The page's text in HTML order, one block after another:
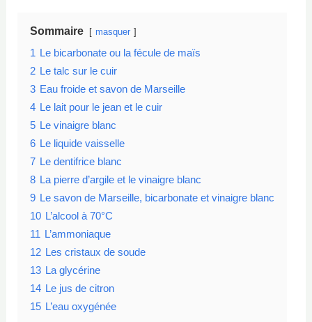
Sommaire masquer
1
Le bicarbonate ou la fécule de maïs
2 Le talc sur le cuir
3 Eau froide et savon de Marseille
4 Le lait pour le jean et le cuir
5 Le vinaigre blanc
6 Le liquide vaisselle
7 Le dentifrice blanc
8 La pierre d’argile et le vinaigre blanc
9 Le savon de Marseille, bicarbonate et vinaigre blanc
10 L’alcool à 70°C
11
L’ammoniaque
12 Les cristaux de soude
13 La glycérine
14 Le jus de citron
15 L’eau oxygénée